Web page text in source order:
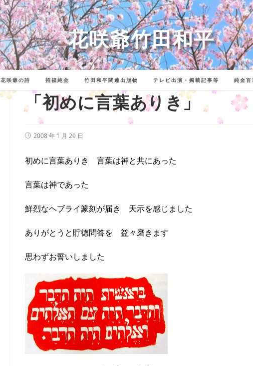
花咲爺竹田和平
花咲爺の詩 招福純金 竹田和平関連出版物 テレビ出演・掲載記事等 純金百
「初めに言葉ありき」
投
開
日:
2008 年 1 月 29 日
初めに言葉ありき 言葉は神と共にあった
言葉は神であった
鮮烈なヘブライ篆刻が届き 天示を感じました
ありがとうと貯徳問答を 益々磨きます
思わずお誓いしました